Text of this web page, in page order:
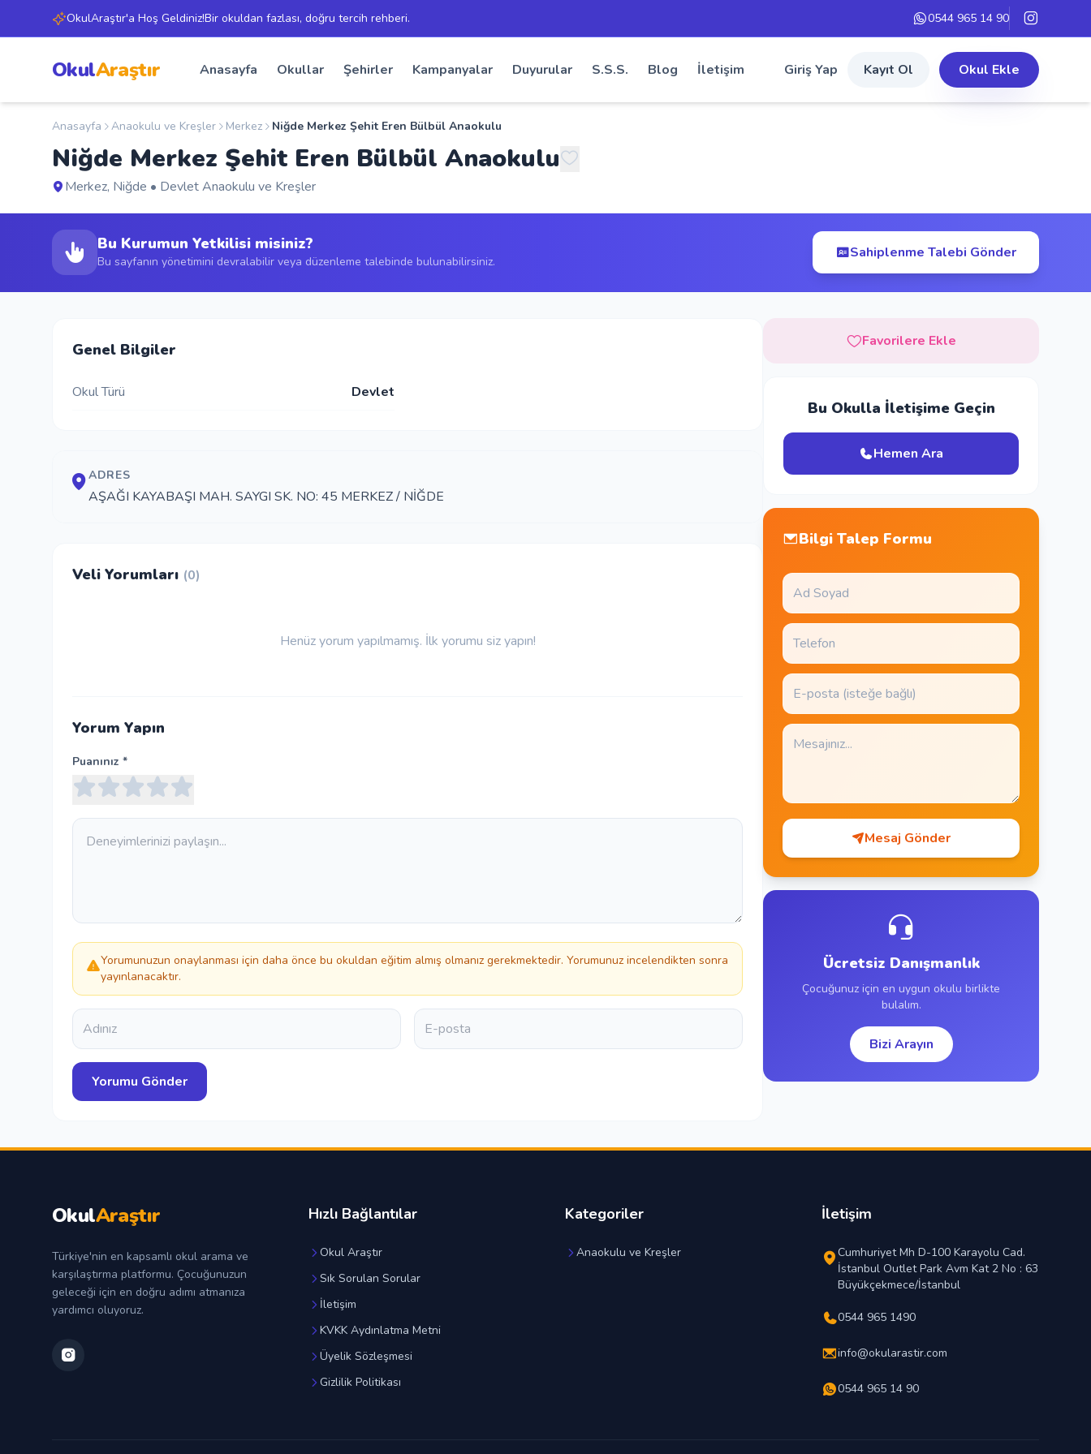
OkulAraştır'a Hoş Geldiniz!Bir okuldan fazlası, doğru tercih rehberi. 0544 965 14 90
OkulAraştır Anasayfa Okullar Şehirler Kampanyalar Duyurular S.S.S. Blog İletişim Giriş Yap Kayıt Ol Okul Ekle
Anasayfa Anaokulu ve Kreşler Merkez Niğde Merkez Şehit Eren Bülbül Anaokulu
Niğde Merkez Şehit Eren Bülbül Anaokulu
Merkez, Niğde • Devlet Anaokulu ve Kreşler
Bu Kurumun Yetkilisi misiniz?
Bu sayfanın yönetimini devralabilir veya düzenleme talebinde bulunabilirsiniz.
Sahiplenme Talebi Gönder
Genel Bilgiler
Okul Türü Devlet
ADRES
AŞAĞI KAYABAŞI MAH. SAYGI SK. NO: 45 MERKEZ / NİĞDE
Veli Yorumları (0)
Henüz yorum yapılmamış. İlk yorumu siz yapın!
Yorum Yapın
Puanınız *
Yorumunuzun onaylanması için daha önce bu okuldan eğitim almış olmanız gerekmektedir. Yorumunuz incelendikten sonra
yayınlanacaktır.
Favorilere Ekle
Bu Okulla İletişime Geçin
Hemen Ara
Bilgi Talep Formu
Mesaj Gönder
Ücretsiz Danışmanlık
Çocuğunuz için en uygun okulu birlikte
bulalım.
Bizi Arayın
OkulAraştır
Türkiye'nin en kapsamlı okul arama ve
karşılaştırma platformu. Çocuğunuzun
geleceği için en doğru adımı atmanıza
yardımcı oluyoruz.
Hızlı Bağlantılar
Okul Araştır
Sık Sorulan Sorular
İletişim
KVKK Aydınlatma Metni
Üyelik Sözleşmesi
Gizlilik Politikası
Kategoriler
Anaokulu ve Kreşler
İletişim
Cumhuriyet Mh D-100 Karayolu Cad.
İstanbul Outlet Park Avm Kat 2 No : 63
Büyükçekmece/İstanbul
0544 965 1490
info@okularastir.com
0544 965 14 90